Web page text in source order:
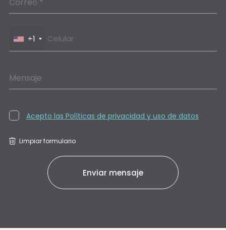
+1
Mensaje
Acepto las Políticas de privacidad y uso de datos
Limpiar formulario